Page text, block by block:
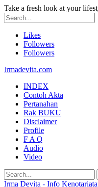
Take a fresh look at your
Likes
Followers
Followers
Irmadevita.com
INDEX
Contoh Akta
Pertanahan
Rak BUKU
Disclaimer
Profile
F A Q
Audio
Video
Irma Devita - Info